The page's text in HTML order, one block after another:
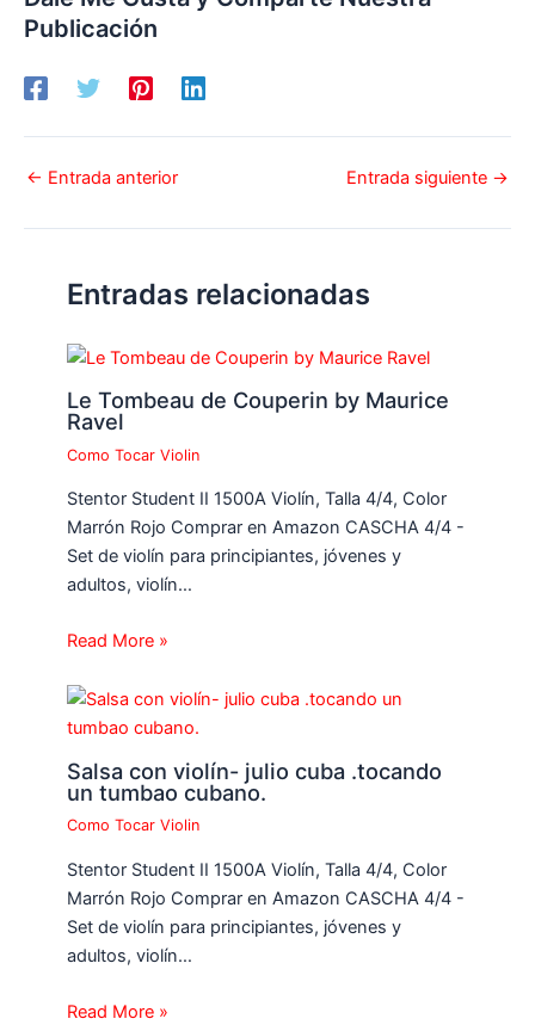
Publicación
← Entrada anterior Entrada siguiente →
Entradas relacionadas
Le Tombeau de Couperin by Maurice
Ravel
Como Tocar Violin
Stentor Student II 1500A Violín, Talla 4/4, Color
Marrón Rojo Comprar en Amazon CASCHA 4/4 -
Set de violín para principiantes, jóvenes y
adultos, violín…
Read More »
Salsa con violín- julio cuba .tocando
un tumbao cubano.
Como Tocar Violin
Stentor Student II 1500A Violín, Talla 4/4, Color
Marrón Rojo Comprar en Amazon CASCHA 4/4 -
Set de violín para principiantes, jóvenes y
adultos, violín…
Read More »